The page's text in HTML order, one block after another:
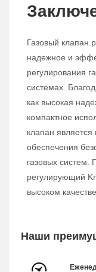
Газовый клапан
надежное и
регулирования
системах.
как высокая
компактное
клапан
обеспечения
газовых систем.
регулирующий
высоком
Наши